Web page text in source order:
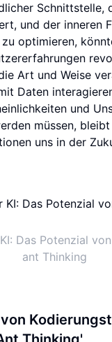
Schnittstelle,
und der inneren
optimieren,
Art und Weise
Daten
und
müssen,
uns in der
Das Potenzial
ant Thinking